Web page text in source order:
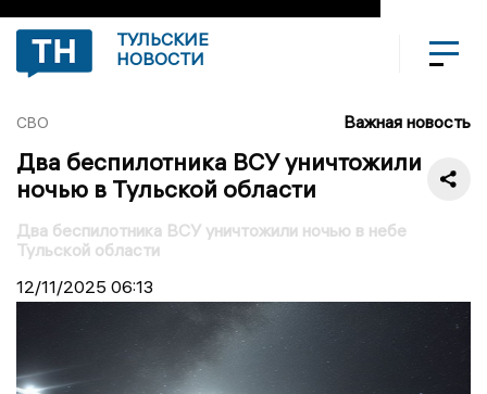
ТУЛЬСКИЕ
НОВОСТИ
СВО Важная новость
Два беспилотника ВСУ уничтожили
ночью в Тульской области
Два беспилотника ВСУ уничтожили ночью в небе
Тульской области
12/11/2025 06:13